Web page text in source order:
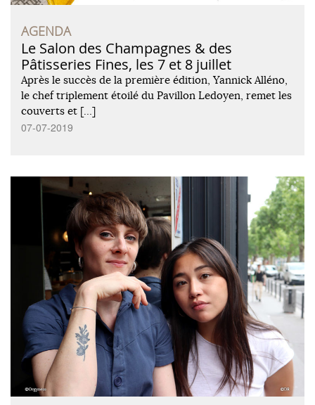
AGENDA
Le Salon des Champagnes & des
Pâtisseries Fines, les 7 et 8 juillet
Après le succès de la première édition, Yannick Alléno,
le chef triplement étoilé du Pavillon Ledoyen, remet les
couverts et […]
07-07-2019